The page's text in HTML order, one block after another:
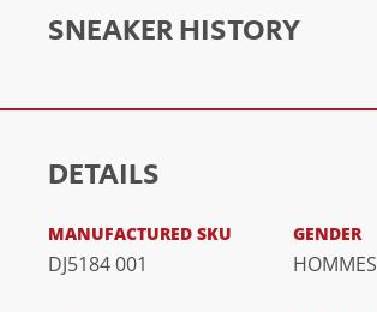
SNEAKER HISTORY
DETAILS
MANUFACTURED SKU
DJ5184 001
GENDER
HOMMES